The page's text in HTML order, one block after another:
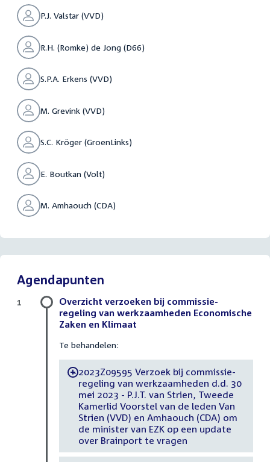
P.J. Valstar (VVD)
R.H. (Romke) de Jong (D66)
S.P.A. Erkens (VVD)
M. Grevink (VVD)
S.C. Kröger (GroenLinks)
E. Boutkan (Volt)
M. Amhaouch (CDA)
Agendapunten
Overzicht verzoeken bij commissie-
regeling van werkzaamheden Economische
Zaken en Klimaat
Te behandelen:
-2023Z09595 Verzoek bij commissie-
regeling van werkzaamheden d.d. 30
mei 2023 - P.J.T. van Strien, Tweede
Kamerlid Voorstel van de leden Van
Strien (VVD) en Amhaouch (CDA) om
de minister van EZK op een update
over Brainport te vragen
1